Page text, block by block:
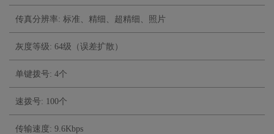
传真分辨率: 标准、精细、超精细、照片
灰度等级: 64级（误差扩散）
单键拨号: 4个
速拨号: 100个
传输速度: 9.6Kbps